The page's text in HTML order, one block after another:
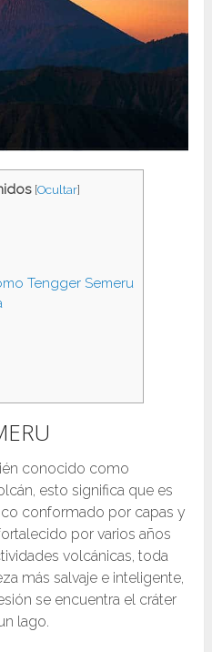
[Ocultar]
Tengger Semeru
conocido como
esto significa que es
conformado por capas y
por varios años
volcánicas, toda
más salvaje e inteligente,
se encuentra el cráter
lago.